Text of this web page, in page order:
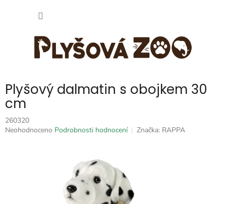
Plyšový dalmatin s obojkem 30
cm
260320
Průměrné
Neohodnoceno Podrobnosti hodnocení Značka: RAPPA